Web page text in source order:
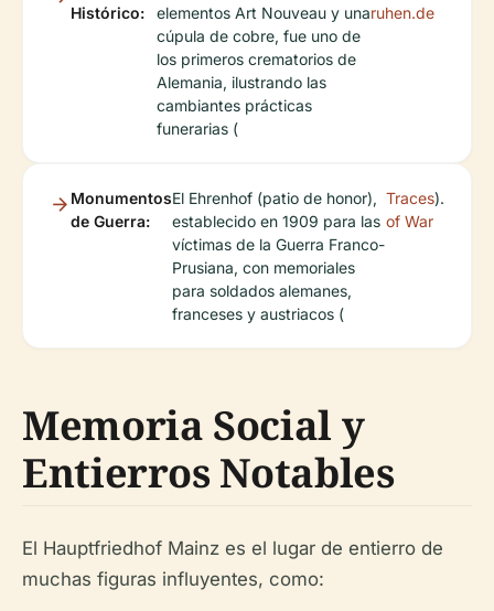
Histórico:
elementos Art Nouveau y una
cúpula de cobre, fue uno de
los primeros crematorios de
Alemania, ilustrando las
cambiantes prácticas
funerarias (
ruhen.de
Monumentos
de Guerra:
El Ehrenhof (patio de honor),
establecido en 1909 para las
víctimas de la Guerra Franco-
Prusiana, con memoriales
para soldados alemanes,
franceses y austriacos (
Traces
of War
).
Memoria Social y
Entierros Notables
El Hauptfriedhof Mainz es el lugar de entierro de
muchas figuras influyentes, como: